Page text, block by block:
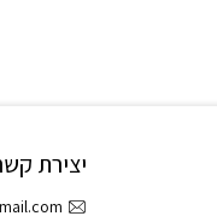
יצירת